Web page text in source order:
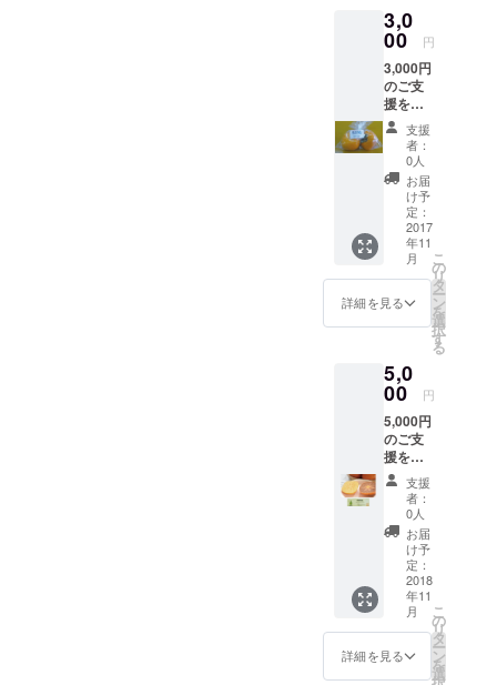
とつひとつ
丁寧に柿を
育ててきま
した。
私たちが育
てた柿を本
当に美味し
い！と言っ
ていただけ
る柿をお届
め、手間が
る樹上脱渋
という特別
な工法で、
私たちしか
できない美
味しい柿づ
くりにチャ
レンジしま
す、応援を
よろしくお
願いいたし
ます！
3,0
00 円
3,000円
のご支
援をい
ただき
ました
皆様に
は、感
謝状
と、最
高級
品・霊
峰２個
入り
（無地
の箱詰
め）を
させて
いただ
きま
す。
支援
者：
0人
お届
け予
定：
2017
年11
月
詳細を見る
こ
の
リ
タ
ー
ン
を
選
択
す
る
5,0
00 円
5,000円
のご支
援をい
ただき
ました
皆様に
は、感
謝状
と、最
高級
品・霊
峰と通
常のひ
らたね
なし柿
支援
者：
0人
お届
け予
定：
2018
年11
月
詳細を見る
こ
の
リ
タ
ー
ン
を
選